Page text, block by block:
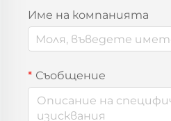
Име на компанията
Съобщение